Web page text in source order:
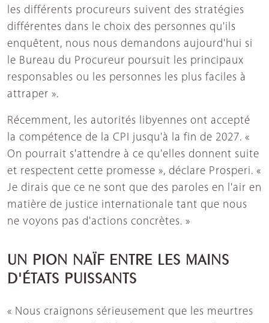
les différents procureurs suivent des stratégies
différentes dans le choix des personnes qu'ils
enquêtent, nous nous demandons aujourd'hui si
le Bureau du Procureur poursuit les principaux
responsables ou les personnes les plus faciles à
attraper ».
Récemment, les autorités libyennes ont accepté
la compétence de la CPI jusqu'à la fin de 2027. «
On pourrait s'attendre à ce qu'elles donnent suite
et respectent cette promesse », déclare Prosperi. «
Je dirais que ce ne sont que des paroles en l'air en
matière de justice internationale tant que nous
ne voyons pas d'actions concrètes. »
UN PION NAÏF ENTRE LES MAINS
D'ÉTATS PUISSANTS
« Nous craignons sérieusement que les meurtres